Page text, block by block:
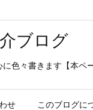
ブログ
色々書きます【本ペ
せ このブログに